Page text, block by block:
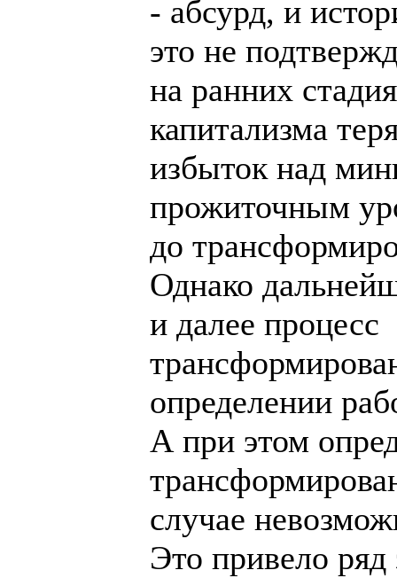
- абсурд, и
это не
на ранних
капитализма
избыток над
прожиточным
до
Однако
и далее процесс
определении
А при этом
случае
Это привело